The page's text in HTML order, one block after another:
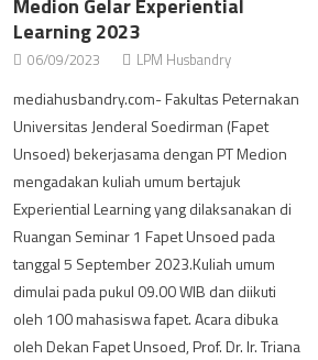
Learning 2023
06/09/2023 LPM Husbandry
mediahusbandry.com- Fakultas Peternakan
Universitas Jenderal Soedirman (Fapet
Unsoed) bekerjasama dengan PT Medion
mengadakan kuliah umum bertajuk
Experiential Learning yang dilaksanakan di
Ruangan Seminar 1 Fapet Unsoed pada
tanggal 5 September 2023.Kuliah umum
dimulai pada pukul 09.00 WIB dan diikuti
oleh 100 mahasiswa fapet. Acara dibuka
oleh Dekan Fapet Unsoed, Prof. Dr. Ir. Triana